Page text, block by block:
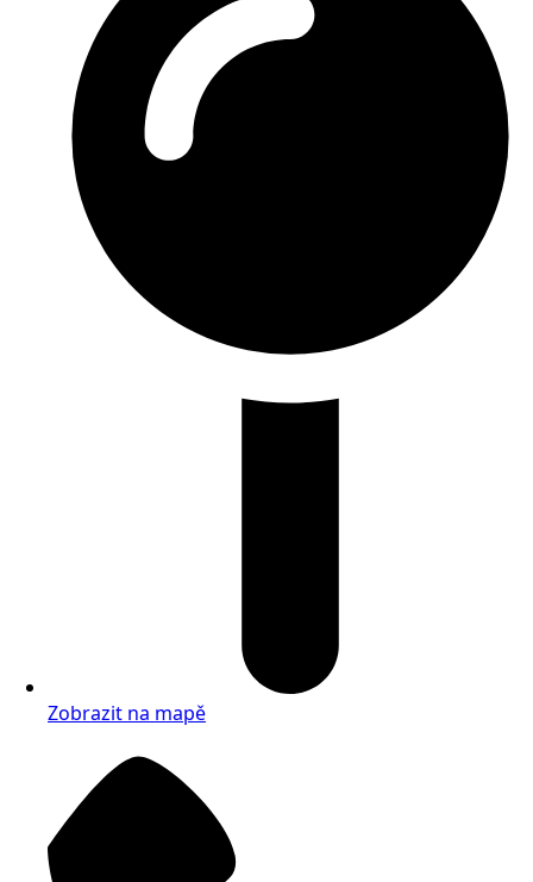
Zobrazit na mapě